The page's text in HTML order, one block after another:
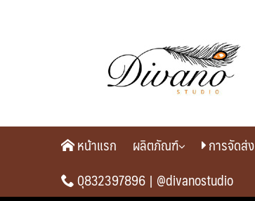
หน้าแรก ผลิตภัณฑ์ การจัดส่ง
0ุ832397896 | @divanostudio